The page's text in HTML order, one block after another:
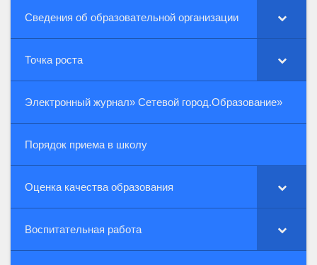
Сведения об образовательной организации
Точка роста
Электронный журнал» Сетевой город.Образование»
Порядок приема в школу
Оценка качества образования
Воспитательная работа